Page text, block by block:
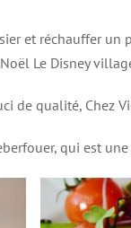
et réchauffer
Le Disney
de qualité, Chez
qui est